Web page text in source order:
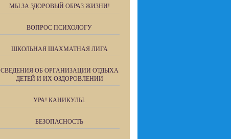
МЫ ЗА ЗДОРОВЫЙ ОБРАЗ ЖИЗНИ!
ВОПРОС ПСИХОЛОГУ
ШКОЛЬНАЯ ШАХМАТНАЯ ЛИГА
СВЕДЕНИЯ ОБ ОРГАНИЗАЦИИ ОТДЫХА
ДЕТЕЙ И ИХ ОЗДОРОВЛЕНИИ
УРА! КАНИКУЛЫ.
БЕЗОПАСНОСТЬ